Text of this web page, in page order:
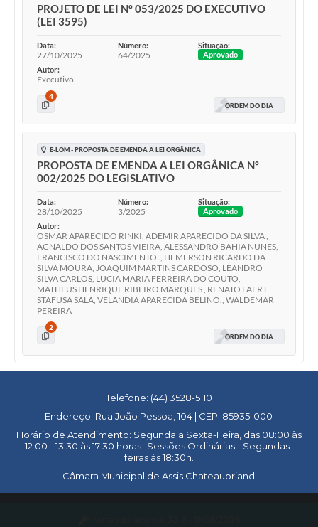
PROJETO DE LEI Nº 053/2025 DO EXECUTIVO
(LEI 3595)
Data:
27/10/2025
Número:
64/2025
Situação:
Aprovado
Autor:
Executivo
4
ORDEM DO DIA
E-LOM - PROPOSTA DE EMENDA À LEI ORGÂNICA
PROPOSTA DE EMENDA A LEI ORGÂNICA Nº
002/2025 DO LEGISLATIVO
Data:
28/10/2025
Número:
3/2025
Situação:
Aprovado
Autor:
OSMAR APARECIDO RINKI, ADEMIR APARECIDO DA SILVA ,
AGNALDO DOS SANTOS VIEIRA, ALESSANDRO BAHIA NUNES,
FRANCISCO DO NASCIMENTO ., HEMERSON RICARDO DA
SILVA MOURA, JOAQUIM MARTINS CARDOSO, LEANDRO
SILVA CARLOS, LUCIA MARIA FERREIRA DO COUTO,
MATHEUS HENRIQUE RIBEIRO MARQUES , RENATO LAERT
STAFUSA SALA, VELANDIA APARECIDA BELINO., WALDEMAR
PEREIRA
2
ORDEM DO DIA
Telefone: (44) 3528-5110
Endereço: Rua João Pessoa, 104 | CEP: 85935-000
Horário de Atendimento: Segunda a Sexta-Feira, das 08:00 às
12:00 - 13:30 às 17:30 horas- Sessões Ordinárias - Segundas-
feiras às 18:30h.
Câmara Municipal de Assis Chateaubriand